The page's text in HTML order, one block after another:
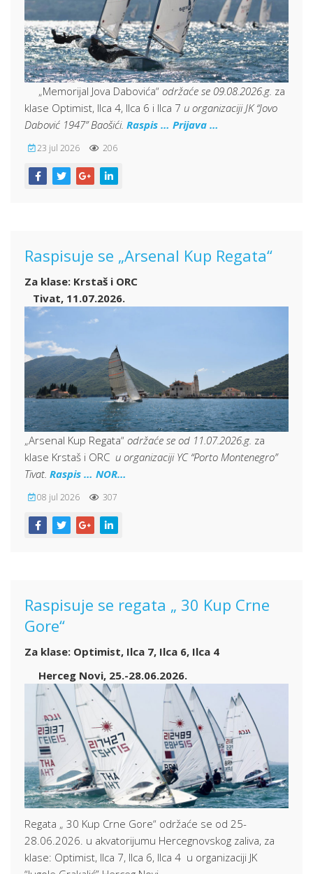
„Memorijal Jova Dabovića“ održaće se 09.08.2026.g. za
klase Optimist, Ilca 4, Ilca 6 i Ilca 7 u organizaciji JK “Jovo
Dabović 1947” Baošići. Raspis … Prijava …
23 jul 2026 206
Raspisuje se „Arsenal Kup Regata“
Za klase: Krstaš i ORC
Tivat, 11.07.2026.
„Arsenal Kup Regata“ održaće se od 11.07.2026.g. za
klase Krstaš i ORC u organizaciji YC “Porto Montenegro”
Tivat. Raspis … NOR…
08 jul 2026 307
Raspisuje se regata „ 30 Kup Crne
Gore“
Za klase: Optimist, Ilca 7, Ilca 6, Ilca 4
Herceg Novi, 25.-28.06.2026.
Regata „ 30 Kup Crne Gore“ održaće se od 25-
28.06.2026. u akvatorijumu Hercegnovskog zaliva, za
klase: Optimist, Ilca 7, Ilca 6, Ilca 4 u organizaciji JK